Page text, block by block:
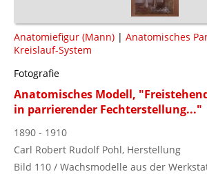
Anatomiefigur (Mann) | Anatomisches
Kreislauf-System
Fotografie
Anatomisches Modell,
in parrierender Fechterstellung..."
1890 - 1910
Carl Robert Rudolf Pohl, Herstellung
Bild 110 / Wachsmodelle aus der